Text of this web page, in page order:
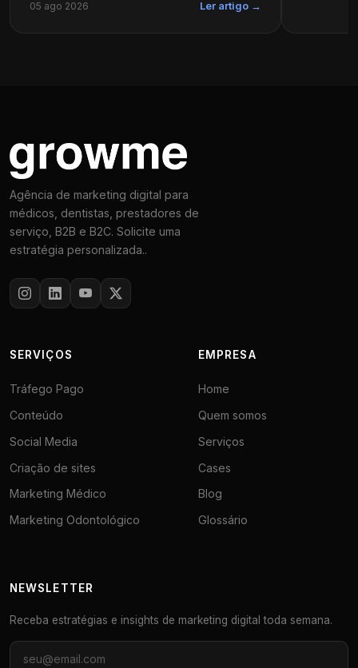
05 ago 2026 Ler artigo →
Agência de marketing digital para
médicos, dentistas, prestadores de
serviço, B2B e B2C. Solicite uma
estratégia personalizada..
SERVIÇOS
Tráfego Pago
Conteúdo
Social Media
Criação de sites
Marketing Médico
Marketing Odontológico
EMPRESA
Home
Quem somos
Serviços
Cases
Blog
Glossário
NEWSLETTER
Receba estratégias e insights de marketing digital toda semana.